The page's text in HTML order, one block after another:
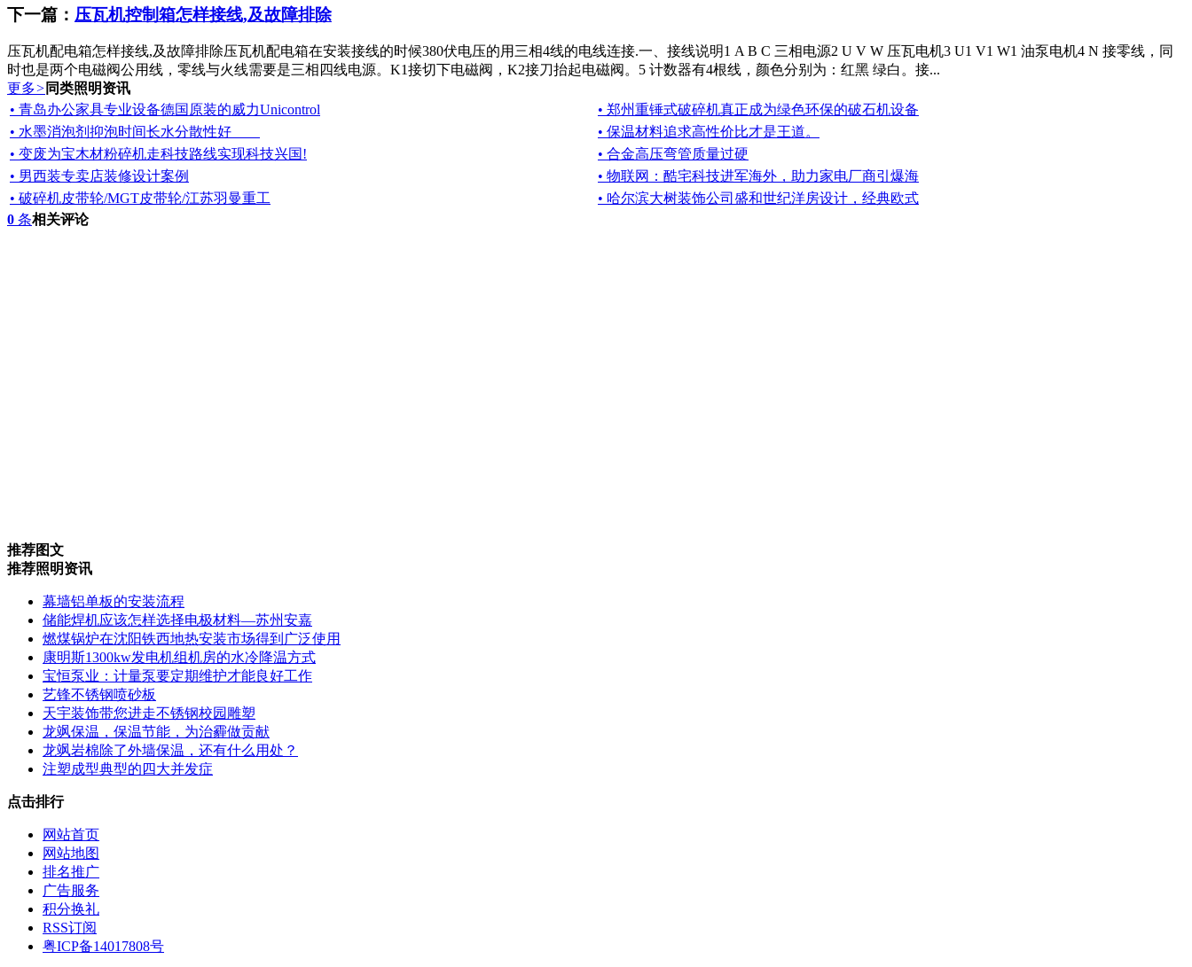
下一篇： 压瓦机控制箱怎样接线,及故障排除
压瓦机配电箱怎样接线,及故障排除压瓦机配电箱在安装接线的时候380伏电压的用三相4线的电线连接.一、接线说明1 A B C 三相电源2 U V W 压瓦电机3 U1 V1 W1 油泵电机4 N 接零线，同
时也是两个电磁阀公用线，零线与火线需要是三相四线电源。K1接切下电磁阀，K2接刀抬起电磁阀。5 计数器有4根线，颜色分别为：红黑 绿白。接...
更多> 同类照明资讯
• 青岛办公家具专业设备德国原装的威力Unicontrol
• 郑州重锤式破碎机真正成为绿色环保的破石机设备
• 水墨消泡剂抑泡时间长水分散性好
• 保温材料追求高性价比才是王道。
• 变废为宝木材粉碎机走科技路线实现科技兴国!
• 合金高压弯管质量过硬
• 男西装专卖店装修设计案例
• 物联网：酷宅科技进军海外，助力家电厂商引爆海
• 破碎机皮带轮/MGT皮带轮/江苏羽曼重工
• 哈尔滨大树装饰公司盛和世纪洋房设计，经典欧式
0 条相关评论
推荐图文
推荐照明资讯
幕墙铝单板的安装流程
储能焊机应该怎样选择电极材料—苏州安嘉
燃煤锅炉在沈阳铁西地热安装市场得到广泛使用
康明斯1300kw发电机组机房的水冷降温方式
宝恒泵业：计量泵要定期维护才能良好工作
艺锋不锈钢喷砂板
天宇装饰带您进走不锈钢校园雕塑
龙飒保温，保温节能，为治霾做贡献
龙飒岩棉除了外墙保温，还有什么用处？
注塑成型典型的四大并发症
点击排行
网站首页
网站地图
排名推广
广告服务
积分换礼
RSS订阅
粤ICP备14017808号